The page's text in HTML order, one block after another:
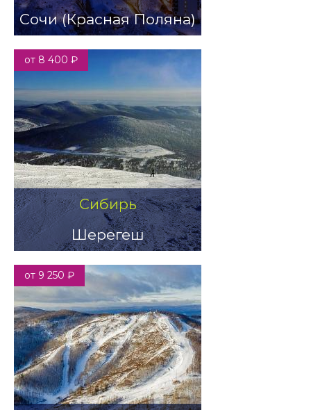
Сочи (Красная Поляна)
от 8 400 ₽
Сибирь
Шерегеш
от 9 250 ₽